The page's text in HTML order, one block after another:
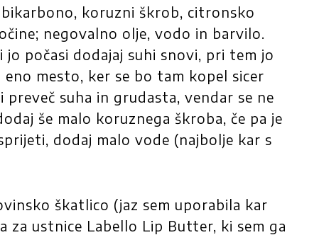
bikarbono, koruzni škrob, citronsko
negovalno olje, vodo in barvilo.
počasi dodajaj suhi snovi, pri tem jo
mesto, ker se bo tam kopel sicer
preveč suha in grudasta, vendar se ne
še malo koruznega škroba, če pa je
dodaj malo vode (najbolje kar s
škatlico (jaz sem uporabila kar
za ustnice Labello Lip Butter, ki sem ga